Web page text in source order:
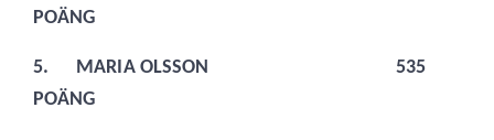
POÄNG
5.
MARIA OLSSON 535
POÄNG